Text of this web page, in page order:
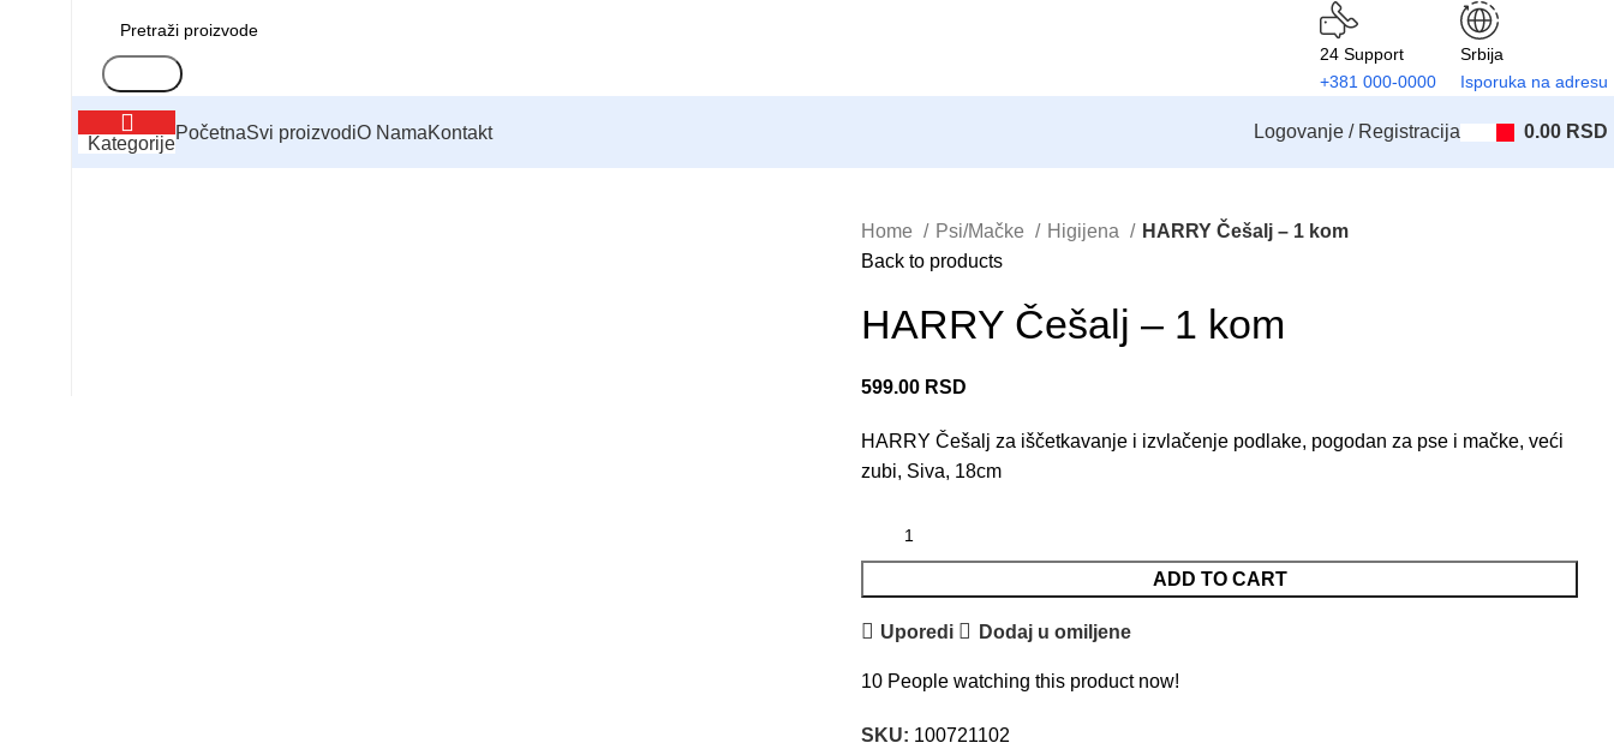
24 Support
+381 000-0000
Srbija
Isporuka na adresu
Kategorije
PočetnaSvi proizvodiO NamaKontakt Logovanje / Registracija 0.00 RSD
Home Psi/Mačke Higijena
HARRY Češalj – 1 kom
Back to products
HARRY Češalj – 1 kom
599.00 RSD
HARRY Češalj za iščetkavanje i izvlačenje podlake, pogodan za pse i mačke, veći
zubi, Siva, 18cm
ADD TO CART
Uporedi Dodaj u omiljene
10 People watching this product now!
SKU: 100721102